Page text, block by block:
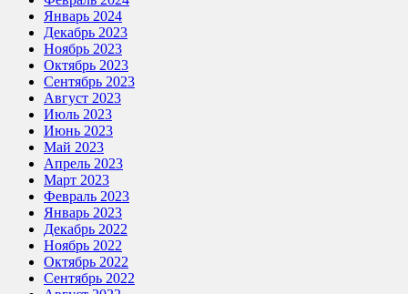
Январь 2024
Декабрь 2023
Ноябрь 2023
Октябрь 2023
Сентябрь 2023
Август 2023
Июль 2023
Июнь 2023
Май 2023
Апрель 2023
Март 2023
Февраль 2023
Январь 2023
Декабрь 2022
Ноябрь 2022
Октябрь 2022
Сентябрь 2022